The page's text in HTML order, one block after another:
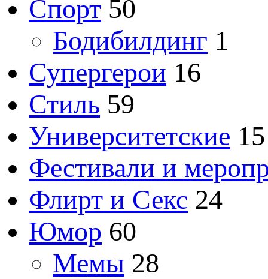
Спорт 50
Бодибилдинг 1
Супергерои 16
Стиль 59
Университетские 15
Фестивали и
Флирт и Секс 24
Юмор 60
Мемы 28